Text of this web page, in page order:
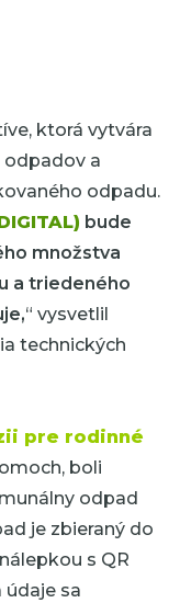
ktorá vytvára
odpadov a
odpadu.
bude
množstva
a triedeného
“ vysvetlil
technických
pre rodinné
boli
odpad
je zbieraný do
s QR
údaje sa